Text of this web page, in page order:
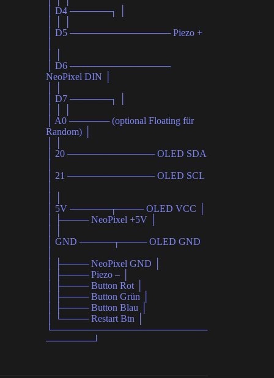
│ D4 ──────┐ │
│ D5 ─────────────── Piezo +
│ D6 ───────────────
NeoPixel DIN │
│ D7 ──────┐ │
│ A0 ────── (optional Floating für
Random) │
│ 20 ───────────── OLED SDA
│ 21 ───────────── OLED SCL
│ 5V ──────┬──── OLED VCC │
│ ├──── NeoPixel +5V │
│ GND ─────┬──── OLED GND
│ ├──── NeoPixel GND │
│ ├──── Piezo – │
│ ├──── Button Rot │
│ ├──── Button Grün │
│ ├──── Button Blau │
│ └──── Restart Btn │
└───────────────────────
───────┘